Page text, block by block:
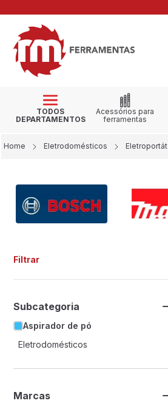
TODOS
DEPARTAMENTOS
Acessórios para
ferramentas
Home Eletrodomésticos
Filtrar
Subcategoria
Aspirador de pó
Eletrodomésticos
Marcas